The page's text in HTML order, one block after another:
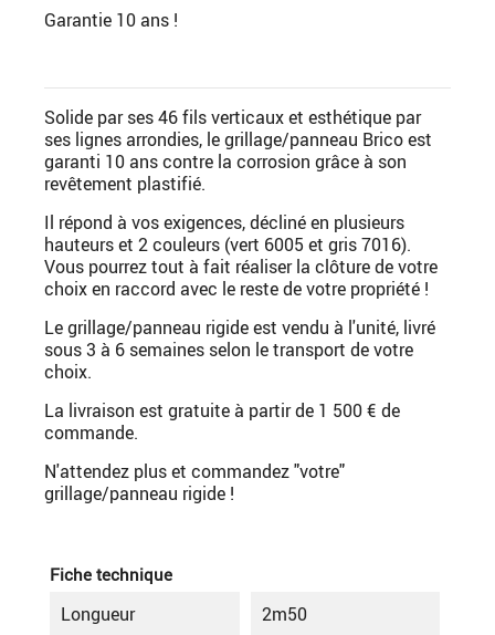
Garantie 10 ans !
Solide par ses 46 fils verticaux et esthétique par
ses lignes arrondies, le grillage/panneau Brico est
garanti 10 ans contre la corrosion grâce à son
revêtement plastifié.
Il répond à vos exigences, décliné en plusieurs
hauteurs et 2 couleurs (vert 6005 et gris 7016).
Vous pourrez tout à fait réaliser la clôture de votre
choix en raccord avec le reste de votre propriété !
Le grillage/panneau rigide est vendu à l'unité, livré
sous 3 à 6 semaines selon le transport de votre
choix.
La livraison est gratuite à partir de 1 500 € de
commande.
N'attendez plus et commandez "votre"
grillage/panneau rigide !
Fiche technique
Longueur 2m50